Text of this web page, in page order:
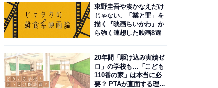
東野圭吾や湊かなえだけ
じゃない、「業と罪」を
描く『映画ちいかわ』か
ら強く連想した映画8選
20年間「駆け込み実績ゼ
ロ」の学校も…「こども
110番の家」は本当に必
要？ PTAが直面する理想